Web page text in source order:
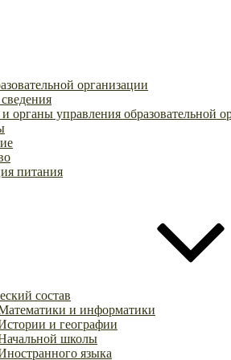
организации
органы управления образовательной
питания
состав
и информатики
и географии
школы
языка